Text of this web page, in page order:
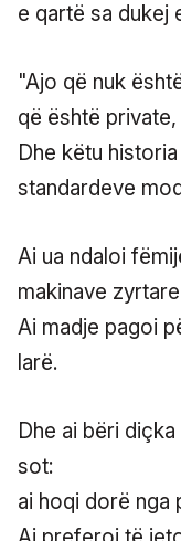
e qartë sa dukej
"Ajo që nuk
që është private,
Dhe këtu
standardeve
Ai ua ndaloi
makinave
Ai madje pagoi
larë.
Dhe ai bëri
sot:
ai hoqi dorë nga